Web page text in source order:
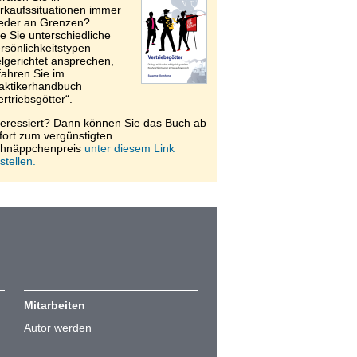
immer
an Grenzen?
Sie unterschiedliche
ansprechen,
Sie im
Dann können Sie das Buch ab
zum vergünstigten
unter diesem Link
Mitarbeiten
Autor werden